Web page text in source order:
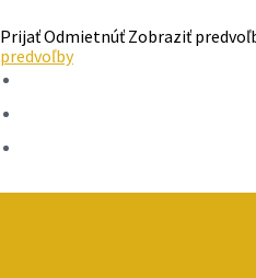
PrijaťOdmietnúť Zobraziť
predvoľby